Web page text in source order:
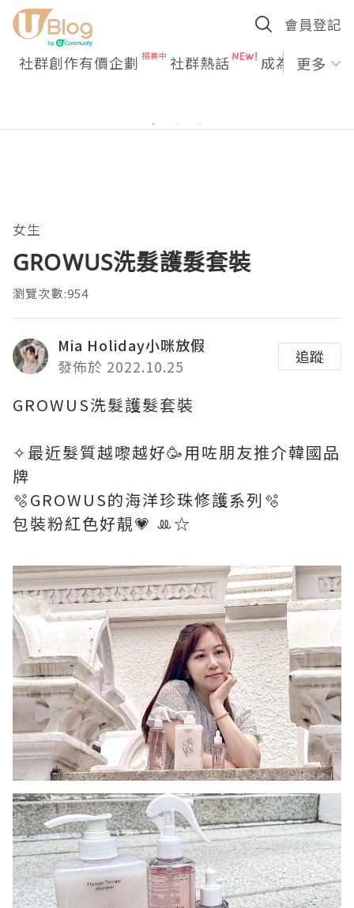
會員登記
社群創作有價企劃 社群熱話 成為U更多
女生
GROWUS洗髮護髮套裝
瀏覽次數:954
Mia Holiday小咪放假
發佈於 2022.10.25
追蹤
GROWUS洗髮護髮套裝
✧最近髮質越嚟越好🥳用咗朋友推介韓國品
牌
🫧GROWUS的海洋珍珠修護系列🫧
包裝粉紅色好靚💗 ꔛ‬☆